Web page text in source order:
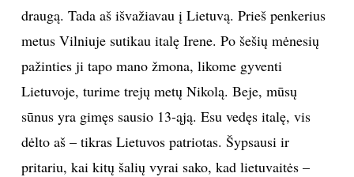
INTERJERAS
NAMAI
RECEPTAI
draugą. Tada aš išvažiavau į Lietuvą. Prieš penkerius
metus Vilniuje sutikau italę Irene. Po šešių mėnesių
pažinties ji tapo mano žmona, likome gyventi
Lietuvoje, turime trejų metų Nikolą. Beje, mūsų
sūnus yra gimęs sausio 13-ąją. Esu vedęs italę, vis
dėlto aš – tikras Lietuvos patriotas. Šypsausi ir
pritariu, kai kitų šalių vyrai sako, kad lietuvaitės –